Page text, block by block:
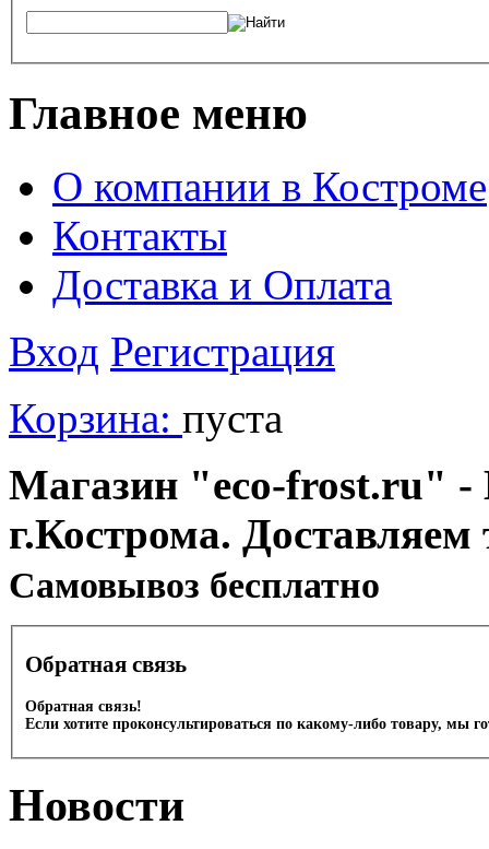
Главное меню
О компании в Костроме
Контакты
Доставка и Оплата
Вход Регистрация
Корзина: пуста
Магазин "eco-frost.ru" -
г.Кострома.
Cамовывоз бесплатно
Обратная связь
Обратная связь!
Если хотите проконсультироваться по какому-либо товару, мы
Новости